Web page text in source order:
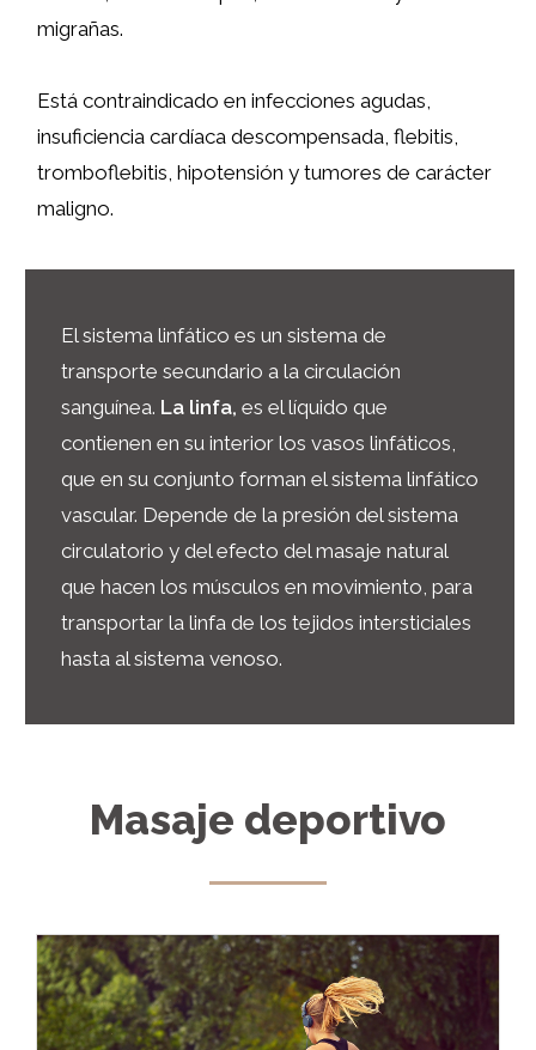
migrañas.
Está contraindicado en infecciones agudas,
insuficiencia cardíaca descompensada, flebitis,
tromboflebitis, hipotensión y tumores de carácter
maligno.
El sistema linfático es un sistema de
transporte secundario a la circulación
sanguínea. La linfa, es el líquido que
contienen en su interior los vasos linfáticos,
que en su conjunto forman el sistema linfático
vascular. Depende de la presión del sistema
circulatorio y del efecto del masaje natural
que hacen los músculos en movimiento, para
transportar la linfa de los tejidos intersticiales
hasta al sistema venoso.
Masaje deportivo